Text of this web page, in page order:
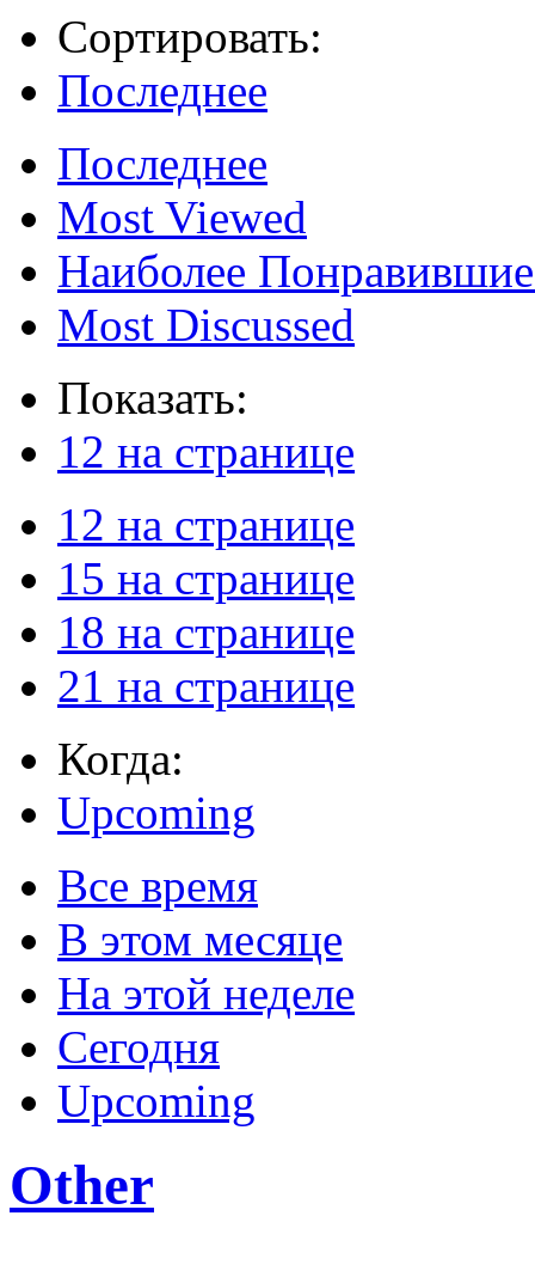
Сортировать:
Последнее
Последнее
Most Viewed
Наиболее
Most Discussed
Показать:
12 на странице
12 на странице
15 на странице
18 на странице
21 на странице
Когда:
Upcoming
Все время
В этом месяце
На этой неделе
Сегодня
Upcoming
Other